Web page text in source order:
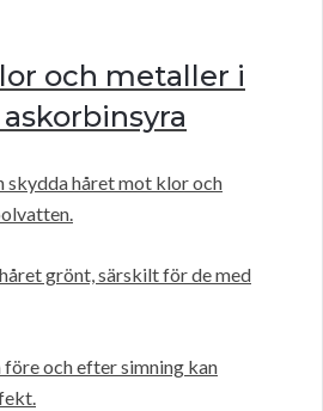
och metaller i
skydda håret mot klor och
grönt, särskilt för de med
och efter simning kan